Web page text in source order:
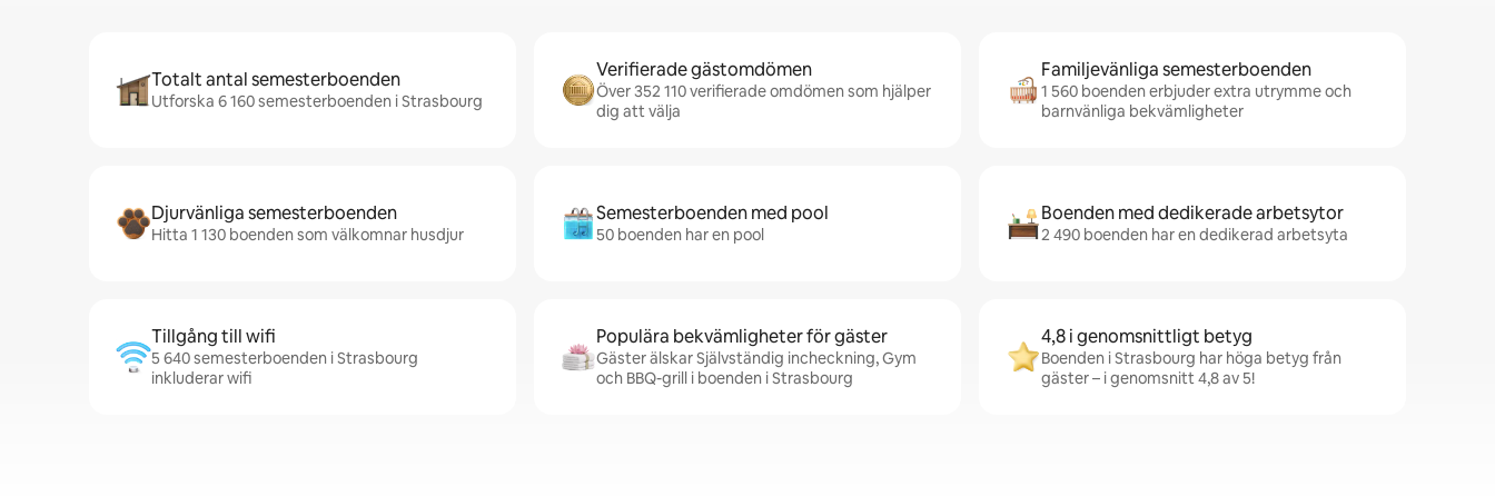
Totalt antal semesterboenden
Utforska 6 160 semesterboenden i Strasbourg
Verifierade gästomdömen
Över 352 110 verifierade omdömen som hjälper
dig att välja
Familjevänliga semesterboenden
1 560 boenden erbjuder extra utrymme och
barnvänliga bekvämligheter
Djurvänliga semesterboenden
Hitta 1 130 boenden som välkomnar husdjur
Semesterboenden med pool
50 boenden har en pool
Boenden med dedikerade arbetsytor
2 490 boenden har en dedikerad arbetsyta
Tillgång till wifi
5 640 semesterboenden i Strasbourg
inkluderar wifi
Populära bekvämligheter för gäster
Gäster älskar Självständig incheckning, Gym
och BBQ-grill i boenden i Strasbourg
4,8 i genomsnittligt betyg
Boenden i Strasbourg har höga betyg från
gäster – i genomsnitt 4,8 av 5!